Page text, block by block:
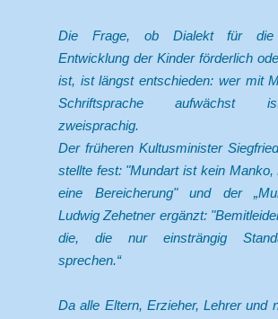
Die Frage, ob Dialekt für die
Entwicklung der Kinder förderlich
ist, ist längst entschieden: wer mit
Schriftsprache aufwächst
zweisprachig.
Der früheren Kultusminister
stellte fest: "Mundart ist kein Manko,
eine Bereicherung" und der
Ludwig Zehetner ergänzt:
die, die nur einsträngig
sprechen.“
Da alle Eltern, Erzieher, Lehrer und